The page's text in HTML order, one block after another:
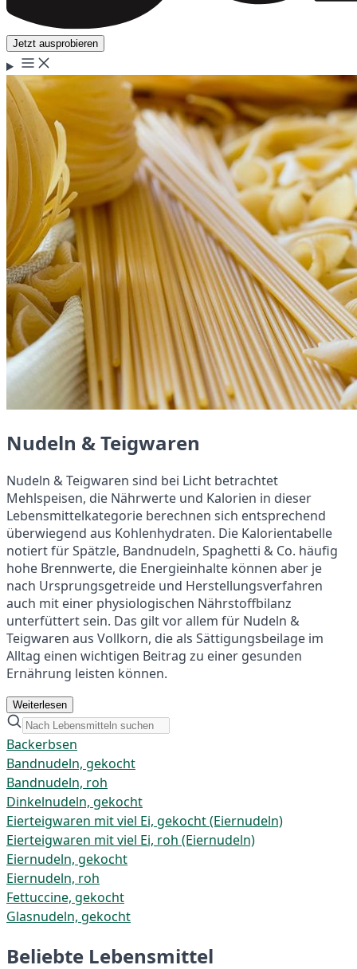
Jetzt ausprobieren
Nudeln & Teigwaren
Nudeln & Teigwaren sind bei Licht betrachtet
Mehlspeisen, die Nährwerte und Kalorien in dieser
Lebensmittelkategorie berechnen sich entsprechend
überwiegend aus Kohlenhydraten. Die Kalorientabelle
notiert für Spätzle, Bandnudeln, Spaghetti & Co. häufig
hohe Brennwerte, die Energieinhalte können aber je
nach Ursprungsgetreide und Herstellungsverfahren
auch mit einer physiologischen Nährstoffbilanz
unterfüttert sein. Das gilt vor allem für Nudeln &
Teigwaren aus Vollkorn, die als Sättigungsbeilage im
Alltag einen wichtigen Beitrag zu einer gesunden
Ernährung leisten können.
Weiterlesen
Backerbsen
Bandnudeln, gekocht
Bandnudeln, roh
Dinkelnudeln, gekocht
Eierteigwaren mit viel Ei, gekocht (Eiernudeln)
Eierteigwaren mit viel Ei, roh (Eiernudeln)
Eiernudeln, gekocht
Eiernudeln, roh
Fettuccine, gekocht
Glasnudeln, gekocht
Beliebte Lebensmittel